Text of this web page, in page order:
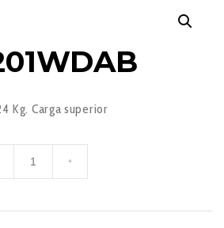
Kg. Carga superior
+